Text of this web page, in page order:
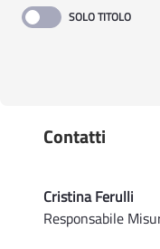
Contatti
Cristina Ferulli
Responsabile